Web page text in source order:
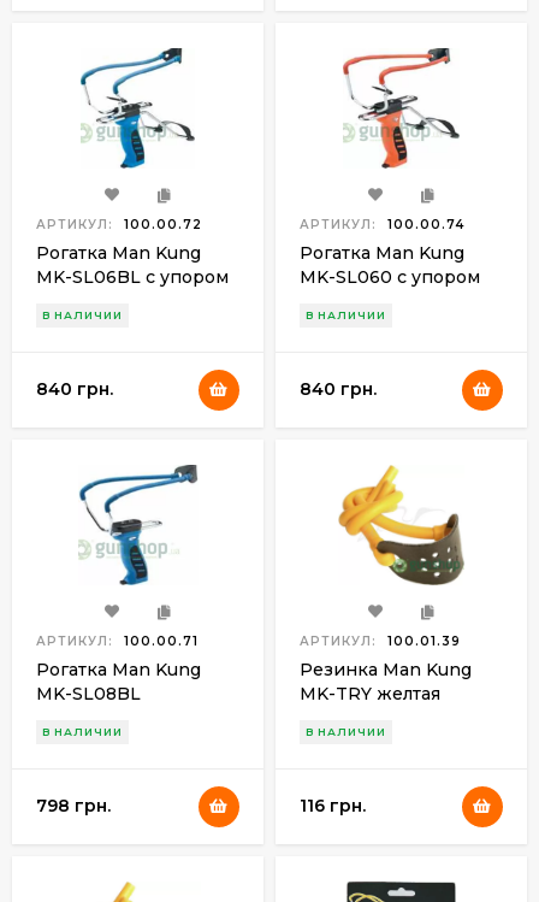
АРТИКУЛ: 100.00.72
Рогатка Man Kung
MK-SL06BL с упором
В НАЛИЧИИ
840 грн.
АРТИКУЛ: 100.00.74
Рогатка Man Kung
MK-SL060 с упором
В НАЛИЧИИ
840 грн.
АРТИКУЛ: 100.00.71
Рогатка Man Kung
MK-SL08BL
В НАЛИЧИИ
798 грн.
АРТИКУЛ: 100.01.39
Резинка Man Kung
MK-TRY желтая
В НАЛИЧИИ
116 грн.